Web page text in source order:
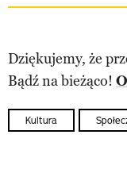
Dziękujemy, że
Bądź na bieżąco!
Kultura